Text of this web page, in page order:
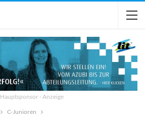
Hauptsponsor - Anzeige
C-Junioren